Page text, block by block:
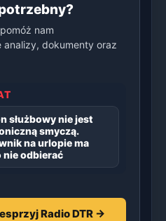
nam
dokumenty oraz
służbowy nie jest
smyczą.
na urlopie ma
nie odbierać
Radio DTR →